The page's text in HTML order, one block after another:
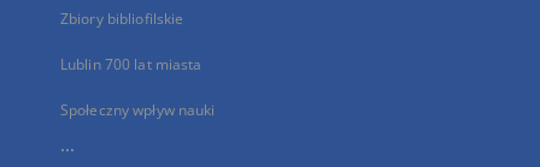
Zbiory bibliofilskie
Lublin 700 lat miasta
Społeczny wpływ nauki
...